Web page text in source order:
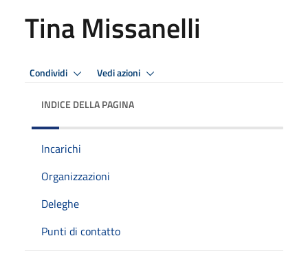
Tina Missanelli
Condividi Vedi azioni
INDICE DELLA PAGINA
Incarichi
Organizzazioni
Deleghe
Punti di contatto